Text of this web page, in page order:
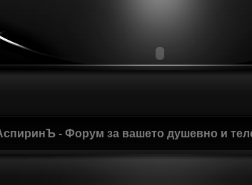
- Форум за вашето душевно и